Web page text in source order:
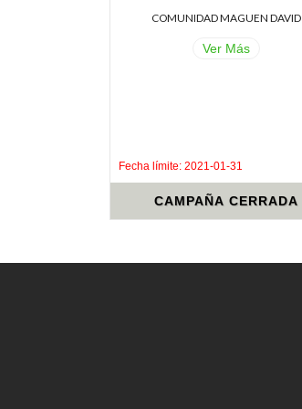
COMUNIDAD MAGUEN DAVID
Ver Más
Fecha límite: 2021-01-31
CAMPAÑA CERRADA